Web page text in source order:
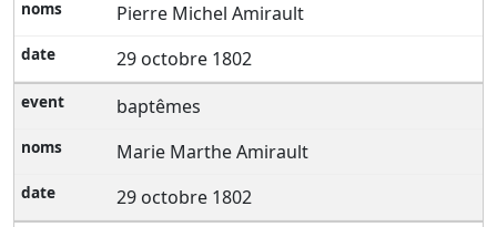
Pierre Michel Amirault
29 octobre 1802
baptêmes
Marie Marthe Amirault
29 octobre 1802